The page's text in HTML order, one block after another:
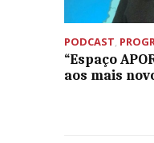
PODCAST,
“Espaço
aos mais